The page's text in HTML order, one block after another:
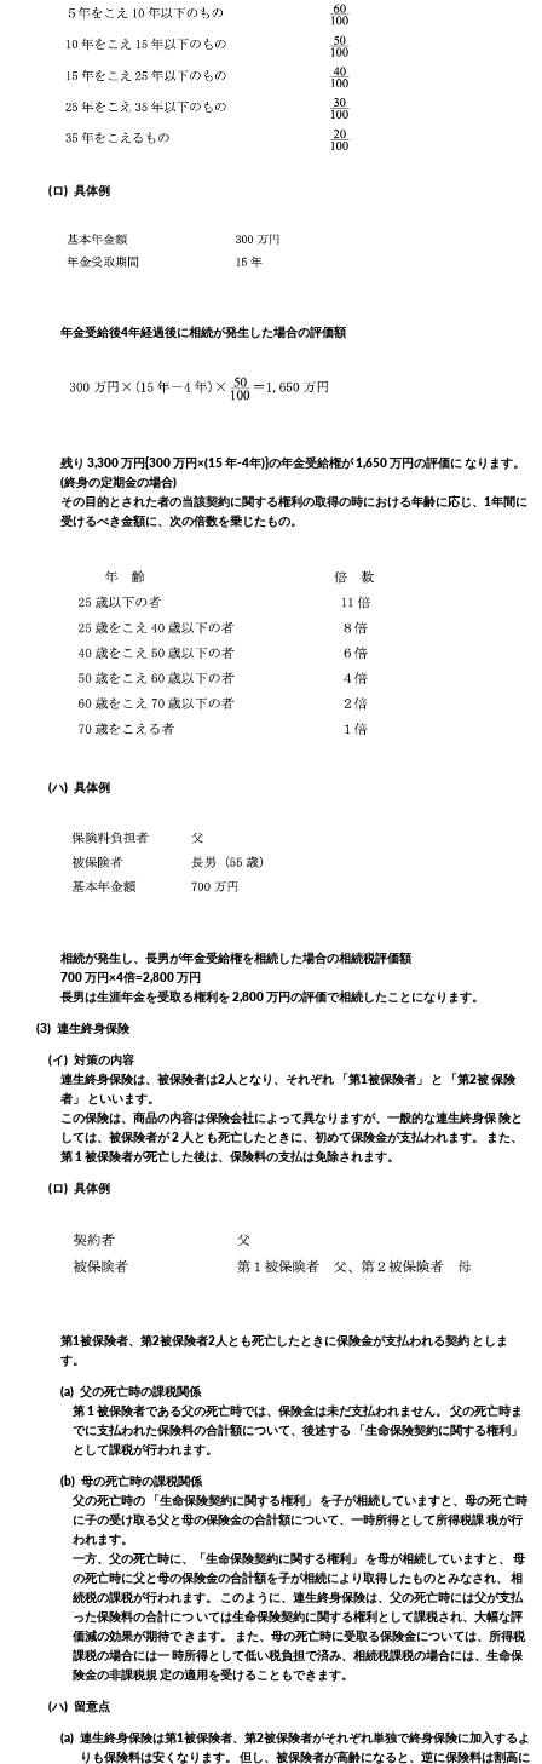
(ロ) 具体例
年金受給後4年経過後に相続が発生した場合の評価額
残り 3,300 万円{300 万円×(15 年-4年)}の年金受給権が 1,650 万円の評価に なります。
(終身の定期金の場合)
その目的とされた者の当該契約に関する権利の取得の時における年齢に応じ、1年間に
受けるべき金額に、次の倍数を乗じたもの。
(ハ) 具体例
相続が発生し、長男が年金受給権を相続した場合の相続税評価額
700 万円×4倍=2,800 万円
長男は生涯年金を受取る権利を 2,800 万円の評価で相続したことになります。
(3) 連生終身保険
(イ) 対策の内容
連生終身保険は、被保険者は2人となり、それぞれ 「第1被保険者」 と 「第2被 保険
者」 といいます。
この保険は、商品の内容は保険会社によって異なりますが、一般的な連生終身保 険と
しては、被保険者が 2 人とも死亡したときに、初めて保険金が支払われます。 また、
第 1 被保険者が死亡した後は、保険料の支払は免除されます。
(ロ) 具体例
第1被保険者、第2被保険者2人とも死亡したときに保険金が支払われる契約 としま
す。
(a) 父の死亡時の課税関係
第 1 被保険者である父の死亡時では、保険金は未だ支払われません。 父の死亡時ま
でに支払われた保険料の合計額について、後述する 「生命保険契約に関する権利」
として課税が行われます。
(b) 母の死亡時の課税関係
父の死亡時の 「生命保険契約に関する権利」 を子が相続していますと、母の死 亡時
に子の受け取る父と母の保険金の合計額について、一時所得として所得税課 税が行
われます。
一方、父の死亡時に、「生命保険契約に関する権利」 を母が相続していますと、 母
の死亡時に父と母の保険金の合計額を子が相続により取得したものとみなされ、 相
続税の課税が行われます。
このように、連生終身保険は、父の死亡時には父が支払
った保険料の合計につ いては生命保険契約に関する権利として課税され、大幅な評
価減の効果が期待で きます。 また、母の死亡時に受取る保険金については、所得税
課税の場合には一 時所得として低い税負担で済み、相続税課税の場合には、生命保
険金の非課税規 定の適用を受けることもできます。
(ハ) 留意点
(a) 連生終身保険は第1被保険者、第2被保険者がそれぞれ単独で終身保険に加入するよ
りも保険料は安くなります。 但し、被保険者が高齢になると、逆に保険料は割高に